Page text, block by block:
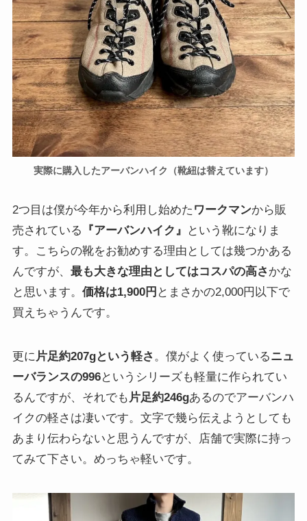
実際に購入したアーバンハイク（靴紐は替えています）
2つ目は僕が今年から利用し始めた ワークマンから販
売されている
『アーバンハイク』
という靴になりま
す。こちらの靴をお勧めする理由としては幾つかある
んですが、 最も大きな理由としてはコスパの高さ かな
と思います。 価格は1,900円 とまさかの2,000円以下で
買えちゃうんです。
更に片足約207gという軽さ 。僕がよく使っているニュ
ーバランスの996というシリーズも軽量に作られてい
るんですが、それでも 片足約246gあるのでアーバンハ
イクの軽さは凄いです。文字で幾ら伝えようとしても
あまり伝わらないと思うんですが、店舗で実際に持っ
てみて下さい。めっちゃ軽いです。